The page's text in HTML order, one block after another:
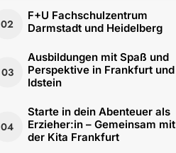
02
F+U Fachschulzentrum
Darmstadt und Heidelberg
03
Ausbildungen mit Spaß und
Perspektive in Frankfurt und
Idstein
04
Starte in dein Abenteuer als
Erzieher:in – Gemeinsam mit
der Kita Frankfurt